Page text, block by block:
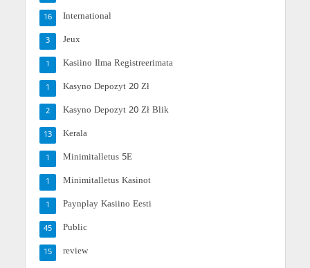
International
16
Jeux
3
Kasiino Ilma Registreerimata
1
Kasyno Depozyt 20 Zł
1
Kasyno Depozyt 20 Zł Blik
2
Kerala
13
Minimitalletus 5E
1
Minimitalletus Kasinot
1
Paynplay Kasiino Eesti
1
Public
45
review
15